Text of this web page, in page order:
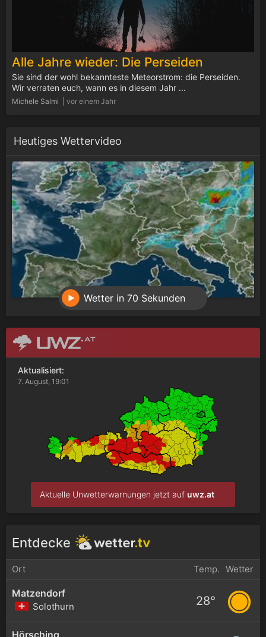
Alle Jahre wieder: Die Perseiden
Michele Salmi | vor einem Jahr
Sie sind der wohl bekannteste Meteorstrom: die Perseiden.
Wir verraten euch, wann es in diesem Jahr ...
Heutiges Wettervideo
Wetter in 70 Sekunden
Aktualisiert:
7. August, 19:01
Aktuelle Unwetterwarnungen jetzt auf uwz.at
Entdecke
Ort Temp. Wetter
Matzendorf
Solothurn 28°
Hörsching